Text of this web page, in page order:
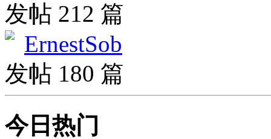
发帖 212 篇
ErnestSob
发帖 180 篇
今日热门